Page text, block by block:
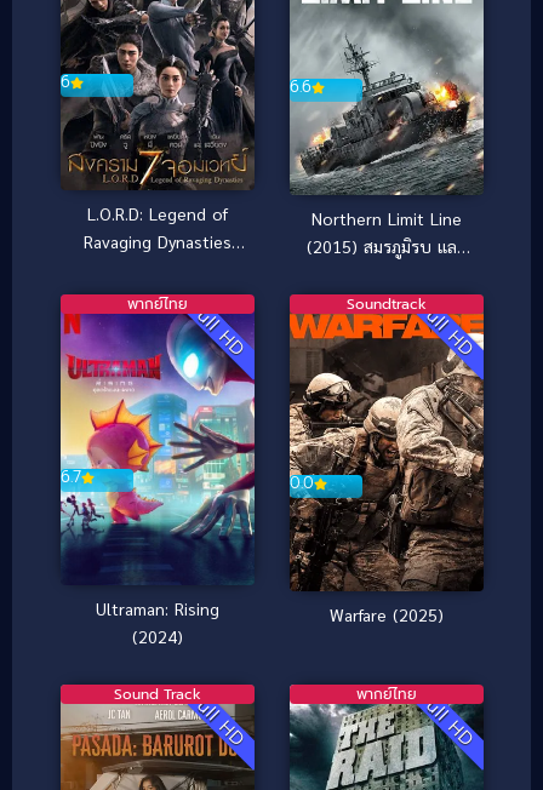
6
L.O.R.D: Legend of
Ravaging Dynasties
เวทย์
6.6
Northern Limit Line
(2015) สมรภูมิรบ และ
Full HD
6.7
พากย์ไทย
Ultraman: Rising
(2024)
Full HD
0.0
Soundtrack
Warfare (2025)
Full HD
Sound Track Full HD
พากย์ไทย